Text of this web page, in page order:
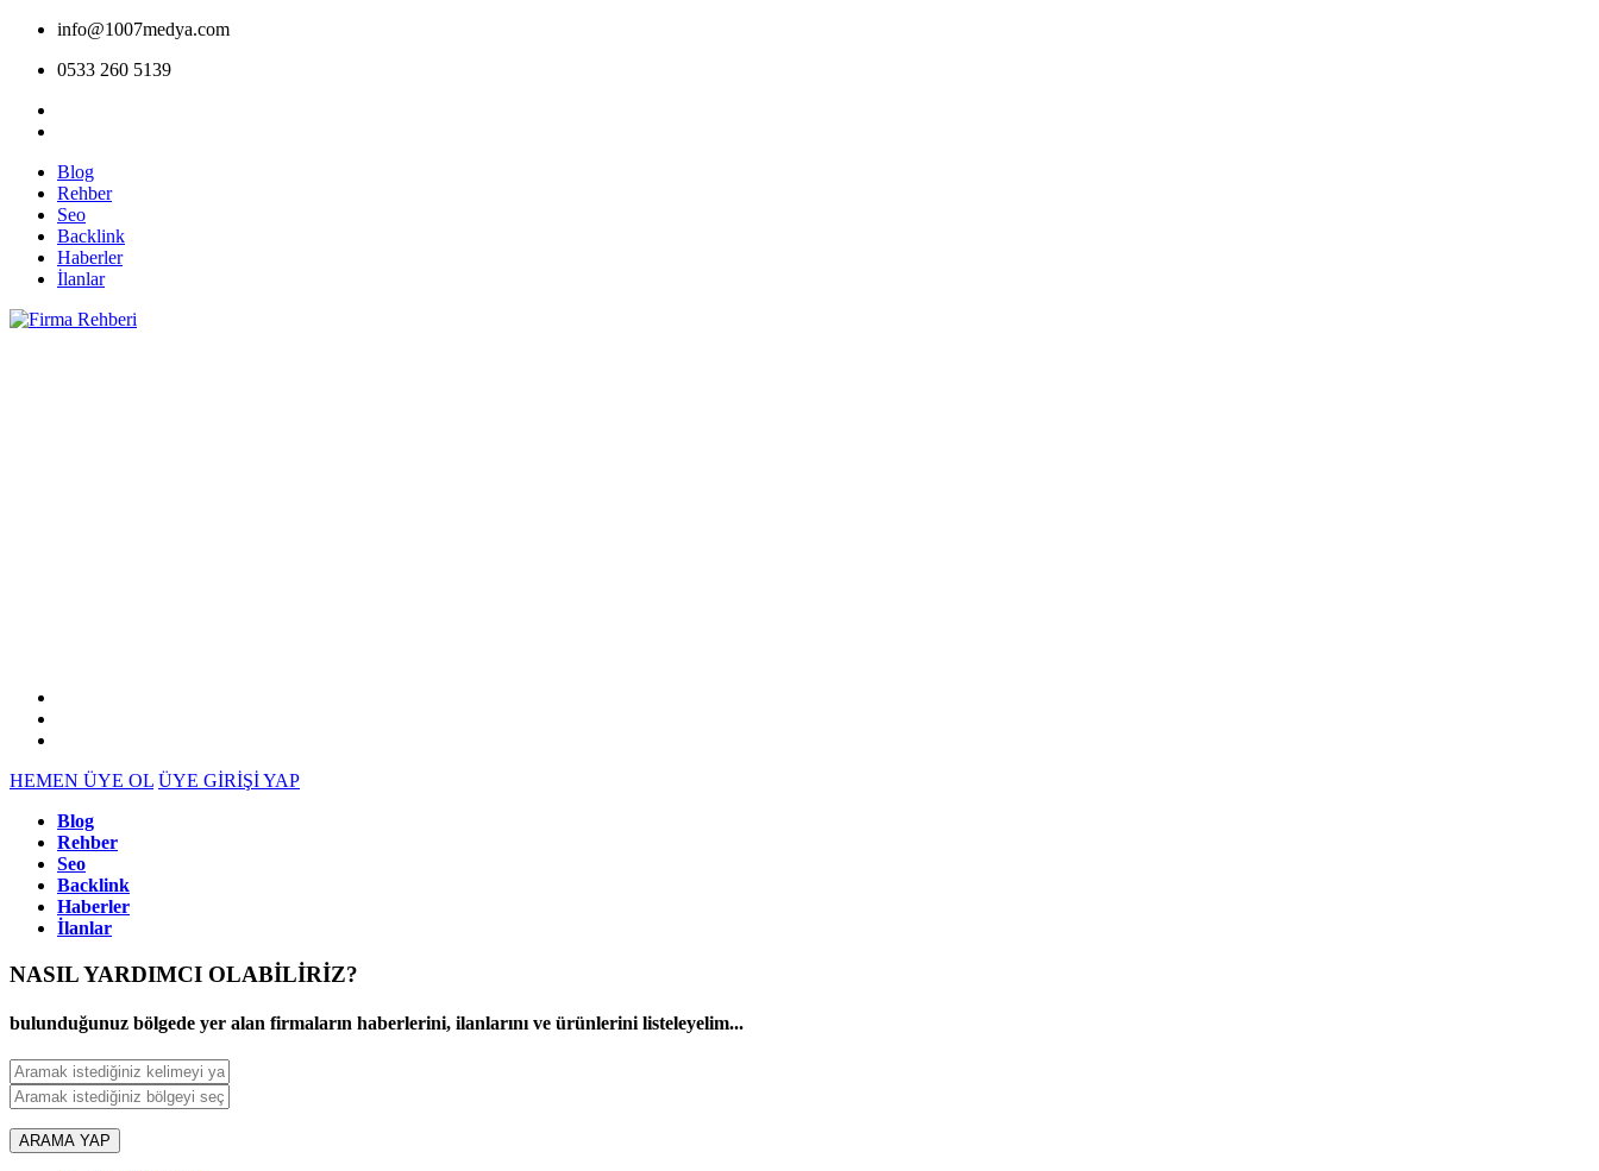
info@1007medya.com
0533 260 5139
Blog
Rehber
Seo
Backlink
Haberler
İlanlar
HEMEN ÜYE OL ÜYE GİRİŞİ YAP
Blog
Rehber
Seo
Backlink
Haberler
İlanlar
NASIL YARDIMCI OLABİLİRİZ?
bulunduğunuz bölgede yer alan firmaların haberlerini, ilanlarını ve ürünlerini listeleyelim...
ARAMA YAP